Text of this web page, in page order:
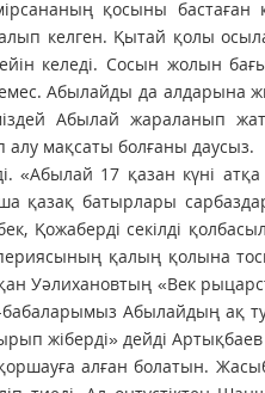
қосыны
келген. Қытай қолы
келеді. Сосын жолын
Абылайды да алдарына
Абылай жараланып
мақсаты болғаны даусыз.
«Абылай 17 қазан күні
қазақ батырлары
секілді
қалың қолына
Уәлихановтың «Век
бабаларымыз Абылайдың ақ
жіберді» дейді
алған болатын.